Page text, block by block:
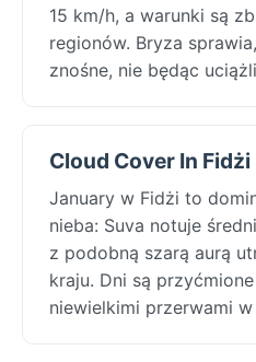
15 km/h, a warunki są
regionów. Bryza
znośne, nie będąc
Cloud Cover In
January w Fidżi to
nieba: Suva notuje
z podobną szarą aurą
kraju. Dni są
niewielkimi przerwami